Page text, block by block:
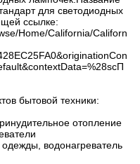
для светодиодных
ссылке:
Home/California/Californ
бытовой техники:
отопление
водонагреватель